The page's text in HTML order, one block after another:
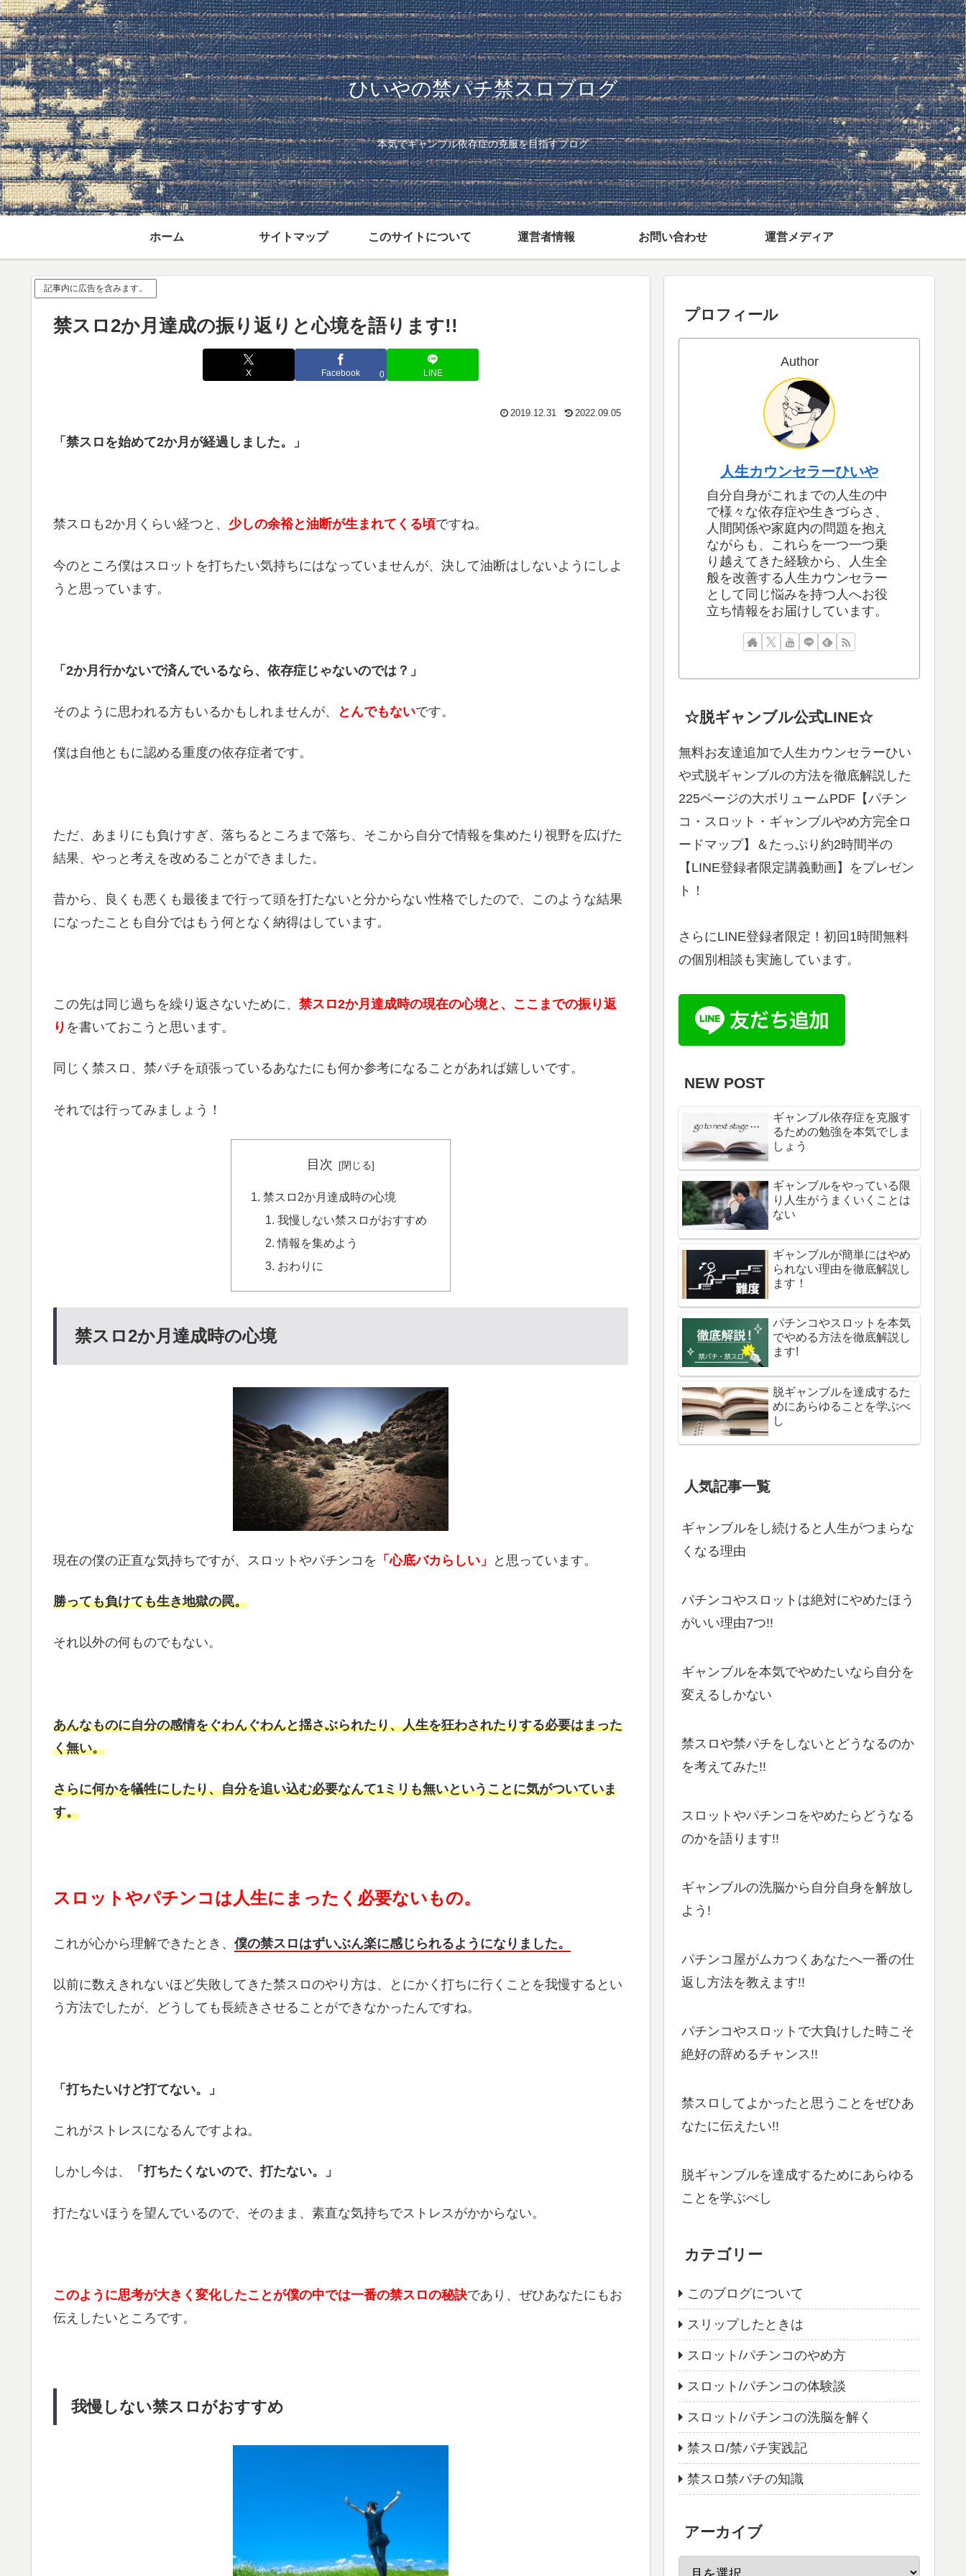
ひいやの禁パチ禁スロブログ
本気でギャンブル依存症の克服を目指すブログ
ホーム サイトマップ このサイトについて 運営者情報 お問い合わせ 運営メディア
記事内に広告を含みます。
禁スロ2か月達成の振り返りと心境を語ります!!
X Facebook 0 LINE
2019.12.31 2022.09.05
「禁スロを始めて2か月が経過しました。」
禁スロも2か月くらい経つと、 少しの余裕と油断が生まれてくる頃ですね。
今のところ僕はスロットを打ちたい気持ちにはなっていませんが、決して油断はしないようにしよ
うと思っています。
「2か月行かないで済んでいるなら、依存症じゃないのでは？」
そのように思われる方もいるかもしれませんが、 とんでもないです。
僕は自他ともに認める重度の依存症者です。
ただ、あまりにも負けすぎ、落ちるところまで落ち、そこから自分で情報を集めたり視野を広げた
結果、やっと考えを改めることができました。
昔から、良くも悪くも最後まで行って頭を打たないと分からない性格でしたので、このような結果
になったことも自分ではもう何となく納得はしています。
この先は同じ過ちを繰り返さないために、 禁スロ2か月達成時の現在の心境と、ここまでの振り返
り を書いておこうと思います。
同じく禁スロ、禁パチを頑張っているあなたにも何か参考になることがあれば嬉しいです。
それでは行ってみましょう！
目次
禁スロ2か月達成時の心境
我慢しない禁スロがおすすめ
情報を集めよう
おわりに
禁スロ2か月達成時の心境
現在の僕の正直な気持ちですが、スロットやパチンコを 「心底バカらしい」 と思っています。
勝っても負けても生き地獄の罠。
それ以外の何ものでもない。
あんなものに自分の感情をぐわんぐわんと揺さぶられたり、人生を狂わされたりする必要はまった
く無い。
さらに何かを犠牲にしたり、自分を追い込む必要なんて1ミリも無いということに気がついていま
す。
スロットやパチンコは人生にまったく必要ないもの。
これが心から理解できたとき、 僕の禁スロはずいぶん楽に感じられるようになりました。
以前に数えきれないほど失敗してきた禁スロのやり方は、とにかく打ちに行くことを我慢するとい
う方法でしたが、どうしても長続きさせることができなかったんですね。
「打ちたいけど打てない。」
これがストレスになるんですよね。
しかし今は、 「打ちたくないので、打たない。」
打たないほうを望んでいるので、そのまま、素直な気持ちでストレスがかからない。
このように思考が大きく変化したことが僕の中では一番の禁スロの秘訣であり、ぜひあなたにもお
伝えしたいところです。
我慢しない禁スロがおすすめ
プロフィール
Author
人生カウンセラーひいや
自分自身がこれまでの人生の中
で様々な依存症や生きづらさ、
人間関係や家庭内の問題を抱え
ながらも、これらを一つ一つ乗
り越えてきた経験から、人生全
般を改善する人生カウンセラー
として同じ悩みを持つ人へお役
立ち情報をお届けしています。
☆脱ギャンブル公式LINE☆
無料お友達追加で人生カウンセラーひい
や式脱ギャンブルの方法を徹底解説した
225ページの大ボリュームPDF【パチン
コ・スロット・ギャンブルやめ方完全ロ
ードマップ】＆たっぷり約2時間半の
【LINE登録者限定講義動画】をプレゼン
ト！
さらにLINE登録者限定！初回1時間無料
の個別相談も実施しています。
NEW POST
ギャンブル依存症を克服す
るための勉強を本気でしま
しょう
ギャンブルをやっている限
り人生がうまくいくことは
ない
ギャンブルが簡単にはやめ
られない理由を徹底解説し
ます！
パチンコやスロットを本気
でやめる方法を徹底解説し
ます!
脱ギャンブルを達成するた
めにあらゆることを学ぶべ
し
人気記事一覧
ギャンブルをし続けると人生がつまらな
くなる理由
パチンコやスロットは絶対にやめたほう
がいい理由7つ!!
ギャンブルを本気でやめたいなら自分を
変えるしかない
禁スロや禁パチをしないとどうなるのか
を考えてみた!!
スロットやパチンコをやめたらどうなる
のかを語ります!!
ギャンブルの洗脳から自分自身を解放し
よう!
パチンコ屋がムカつくあなたへ一番の仕
返し方法を教えます!!
パチンコやスロットで大負けした時こそ
絶好の辞めるチャンス!!
禁スロしてよかったと思うことをぜひあ
なたに伝えたい!!
脱ギャンブルを達成するためにあらゆる
ことを学ぶべし
カテゴリー
このブログについて
スリップしたときは
スロット/パチンコのやめ方
スロット/パチンコの体験談
スロット/パチンコの洗脳を解く
禁スロ/禁パチ実践記
禁スロ禁パチの知識
アーカイブ